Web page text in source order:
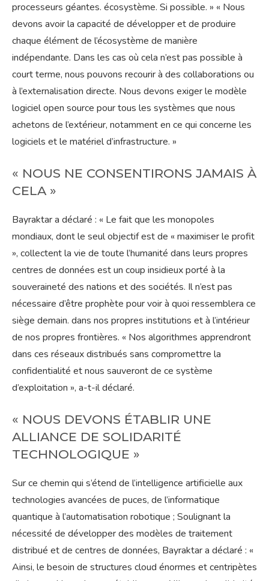
processeurs géantes. écosystème. Si possible. » « Nous
devons avoir la capacité de développer et de produire
chaque élément de l’écosystème de manière
indépendante. Dans les cas où cela n’est pas possible à
court terme, nous pouvons recourir à des collaborations ou
à l’externalisation directe. Nous devons exiger le modèle
logiciel open source pour tous les systèmes que nous
achetons de l’extérieur, notamment en ce qui concerne les
logiciels et le matériel d’infrastructure. »
« NOUS NE CONSENTIRONS JAMAIS À
CELA »
Bayraktar a déclaré : « Le fait que les monopoles
mondiaux, dont le seul objectif est de « maximiser le profit
», collectent la vie de toute l’humanité dans leurs propres
centres de données est un coup insidieux porté à la
souveraineté des nations et des sociétés. Il n’est pas
nécessaire d’être prophète pour voir à quoi ressemblera ce
siège demain. dans nos propres institutions et à l’intérieur
de nos propres frontières. « Nos algorithmes apprendront
dans ces réseaux distribués sans compromettre la
confidentialité et nous sauveront de ce système
d’exploitation », a-t-il déclaré.
« NOUS DEVONS ÉTABLIR UNE
ALLIANCE DE SOLIDARITÉ
TECHNOLOGIQUE »
Sur ce chemin qui s’étend de l’intelligence artificielle aux
technologies avancées de puces, de l’informatique
quantique à l’automatisation robotique ; Soulignant la
nécessité de développer des modèles de traitement
distribué et de centres de données, Bayraktar a déclaré : «
Ainsi, le besoin de structures cloud énormes et centripètes